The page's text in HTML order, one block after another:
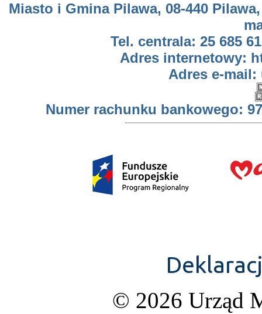
Miasto i Gmina Pilawa, 08-440
Tel. centrala: 25 685
Adres internetowy:
Adres e-mail:
Numer rachunku bankowego: 97
© 2026 Urząd